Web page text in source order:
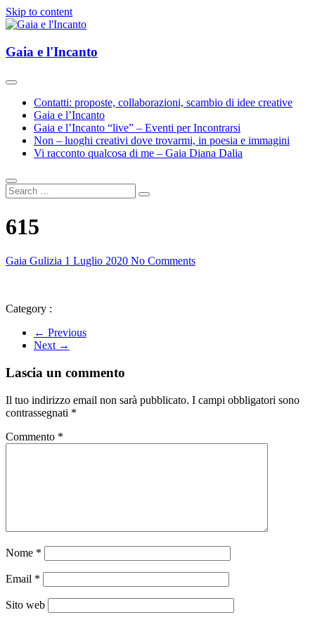
Skip to content
Gaia e l'Incanto
Gaia e l'Incanto
Contatti: proposte, collaborazioni, scambio di idee creative
Gaia e l’Incanto
Gaia e l’Incanto “live” – Eventi per Incontrarsi
Non – luoghi creativi dove trovarmi, in poesia e immagini
Vi racconto qualcosa di me – Gaia Diana Dalia
615
Gaia Gulizia 1 Luglio 2020 No Comments
Category :
← Previous
Next →
Lascia un commento
Il tuo indirizzo email non sarà pubblicato. I campi obbligatori sono
contrassegnati *
Commento *
Nome *
Email *
Sito web